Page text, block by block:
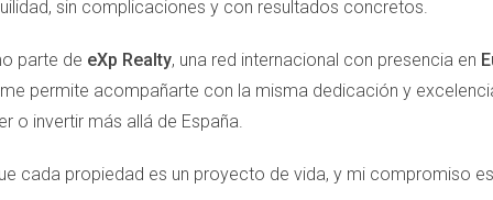
varias semanas sin ofertas, se dio cuenta de que había
competitivo. En pocos días recibió varias ofertas y
puede marcar la diferencia entre una venta rápida y
sin complicaciones y con resultados concretos.
parte de eXp Realty, una red internacional con presencia en
permite acompañarte con la misma dedicación y
o invertir más allá de España.
cada propiedad es un proyecto de vida, y mi compromiso